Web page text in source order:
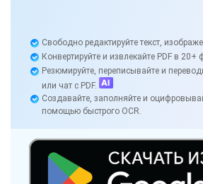
Свободно редактируйте текст,
Конвертируйте и извлекайте PDF в 20+
Резюмируйте, переписывайте и
или чат с PDF.
Создавайте, заполняйте и
помощью быстрого OCR.